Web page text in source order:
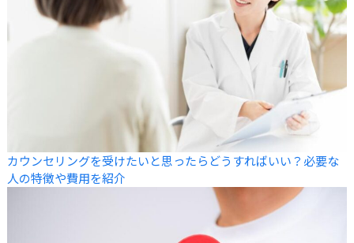
カウンセリングを受けたいと思ったらどうすればいい？必要な
人の特徴や費用を紹介